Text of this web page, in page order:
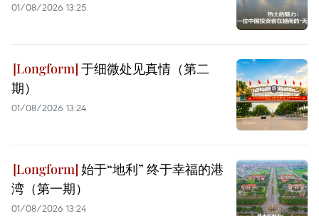
01/08/2026 13:25
于细微处见真情（第二
期）
01/08/2026 13:24
始于“地利” 终于幸福的港
湾（第一期）
01/08/2026 13:24